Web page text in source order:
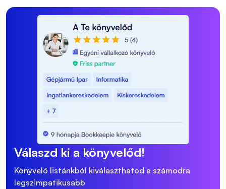
Válaszd ki a könyvelőd!
Könyvelő listánkból kiválaszthatod a számodra
legszimpatikusabb